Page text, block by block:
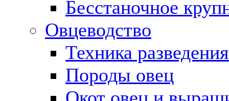
Бесстаночное
Овцеводство
Техника
Породы овец